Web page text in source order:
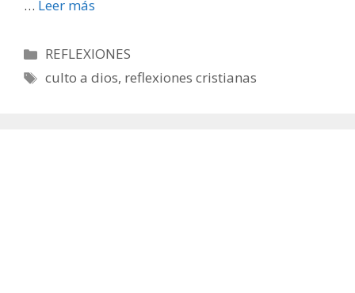
… Leer más
Categorías
REFLEXIONES
Etiquetas
culto a dios, reflexiones cristianas